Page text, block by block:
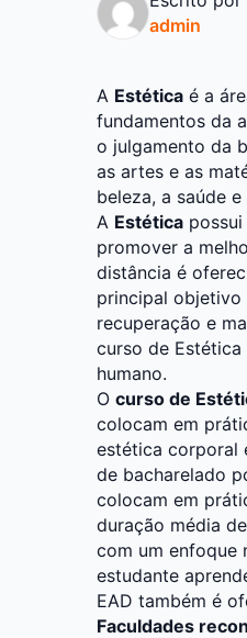
admin
A Estética é a
fundamentos da
o julgamento da
as artes e as
beleza, a saúde
A Estética
promover a
distância é
principal objetivo
recuperação e
curso de Estética
humano.
O curso de
colocam em
estética corporal
de bacharelado
colocam em
duração média
com um enfoque
estudante
EAD também é
Faculdades